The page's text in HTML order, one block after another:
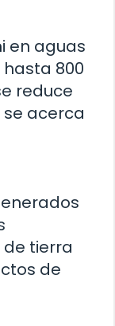
en aguas
800
reduce
acerca
tierra
de